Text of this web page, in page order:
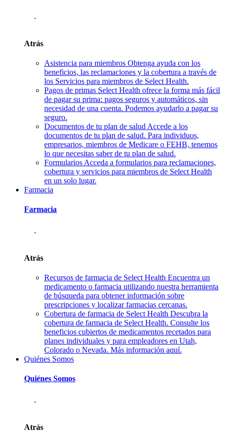
Atrás
Asistencia para miembros Obtenga ayuda con los
beneficios, las reclamaciones y la cobertura a través de
los Servicios para miembros de Select Health.
Pagos de primas Select Health ofrece la forma más fácil
de pagar su prima: pagos seguros y automáticos, sin
necesidad de una cuenta. Podemos ayudarlo a pagar su
seguro.
Documentos de tu plan de salud Accede a los
documentos de tu plan de salud. Para individuos,
empresarios, miembros de Medicare o FEHB, tenemos
lo que necesitas saber de tu plan de salud.
Formularios Acceda a formularios para reclamaciones,
cobertura y servicios para miembros de Select Health
en un solo lugar.
Farmacia
Farmacia
Atrás
Recursos de farmacia de Select Health Encuentra un
medicamento o farmacia utilizando nuestra herramienta
de búsqueda para obtener información sobre
prescripciones y localizar farmacias cercanas.
Cobertura de farmacia de Select Health Descubra la
cobertura de farmacia de Select Health. Consulte los
beneficios cubiertos de medicamentos recetados para
planes individuales y para empleadores en Utah,
Colorado o Nevada. Más información aquí.
Quiénes Somos
Quiénes Somos
Atrás